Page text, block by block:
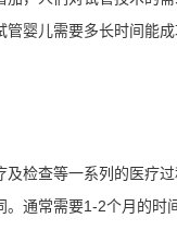
婴儿需要多长时间能
检查等一系列的医疗
。通常需要1-2个月的时